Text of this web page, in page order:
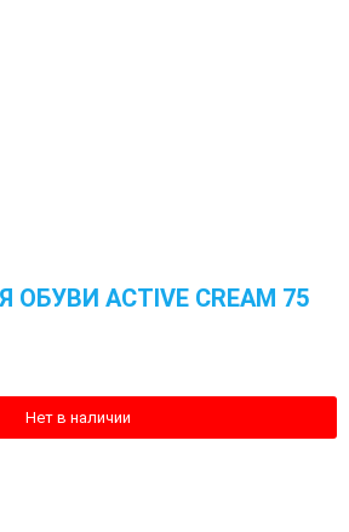
ОБУВИ ACTIVE CREAM 75
Нет в наличии